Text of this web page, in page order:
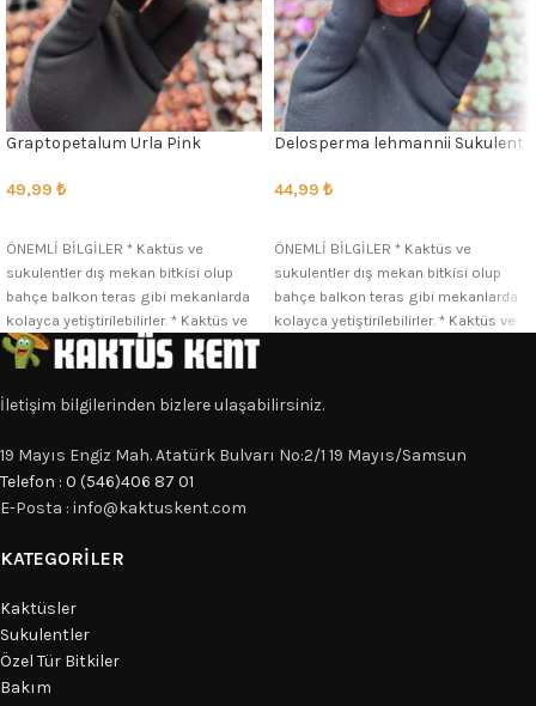
Graptopetalum Urla Pink
49,99 ₺
ÖNEMLİ BİLGİLER * Kaktüs ve
sukulentler dış mekan bitkisi olup
bahçe balkon teras gibi mekanlarda
kolayca yetiştirilebilirler. * Kaktüs ve
Delosperma lehmannii Sukulent
44,99 ₺
ÖNEMLİ BİLGİLER * Kaktüs ve
sukulentler dış mekan bitkisi olup
bahçe balkon teras gibi mekanlarda
kolayca yetiştirilebilirler. * Kaktüs ve
İletişim bilgilerinden bizlere ulaşabilirsiniz.
19 Mayıs Engiz Mah. Atatürk Bulvarı No:2/1 19 Mayıs/Samsun
Telefon : 0 (546)406 87 01
E-Posta : info@kaktuskent.com
KATEGORILER
Kaktüsler
Sukulentler
Özel Tür Bitkiler
Bakım